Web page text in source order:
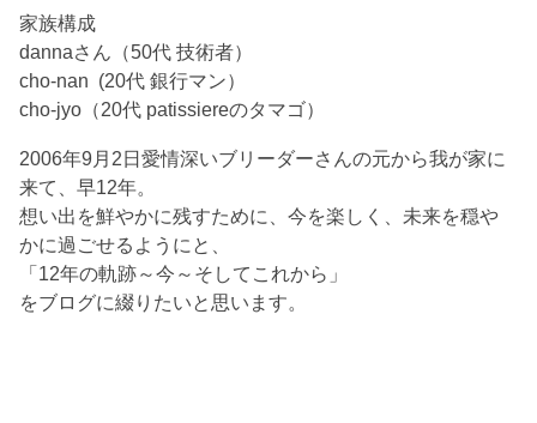
家族構成
dannaさん（50代 技術者）
cho-nan (20代 銀行マン）
cho-jyo（20代 patissiereのタマゴ）
2006年9月2日愛情深いブリーダーさんの元から我が家に
来て、早12年。
想い出を鮮やかに残すために、今を楽しく、未来を穏や
かに過ごせるようにと、
「12年の軌跡～今～そしてこれから」
をブログに綴りたいと思います。